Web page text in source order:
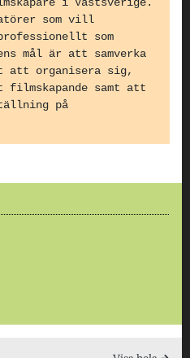
i Västsverige.
som vill
som
mål är att samverka
att organisera sig,
samt att
på